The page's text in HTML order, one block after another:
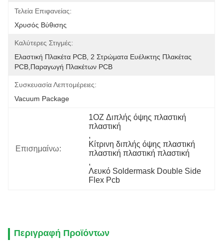
Τελεία Επιφανείας:
Χρυσός Βύθισης
Καλύτερες Στιγμές:
Ελαστική Πλακέτα PCB, 2 Στρώματα Ευέλικτης Πλακέτας
PCB,παραγωγή Πλακέτων PCB
Συσκευασία Λεπτομέρειες:
Vacuum Package
Επισημαίνω:
1OZ Διπλής όψης πλαστική
πλαστική
,
Κίτρινη διπλής όψης πλαστική
πλαστική πλαστική πλαστική
,
Λευκό Soldermask Double Side
Flex Pcb
Περιγραφή Προϊόντων